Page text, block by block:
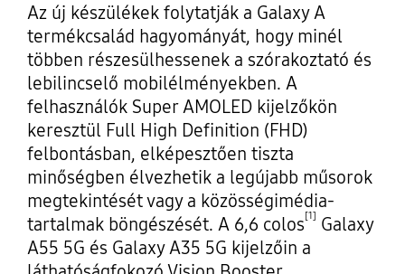
Az új készülékek folytatják a Galaxy A
termékcsalád hagyományát, hogy minél
többen részesülhessenek a szórakoztató és
lebilincselő mobilélményekben. A
felhasználók Super AMOLED kijelzőkön
keresztül Full High Definition (FHD)
felbontásban, elképesztően tiszta
minőségben élvezhetik a legújabb műsorok
megtekintését vagy a közösségimédia-
tartalmak böngészését. A 6,6 colos[1] Galaxy
A55 5G és Galaxy A35 5G kijelzőin a